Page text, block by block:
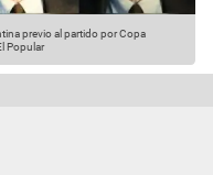
previo al partido por Copa
Popular